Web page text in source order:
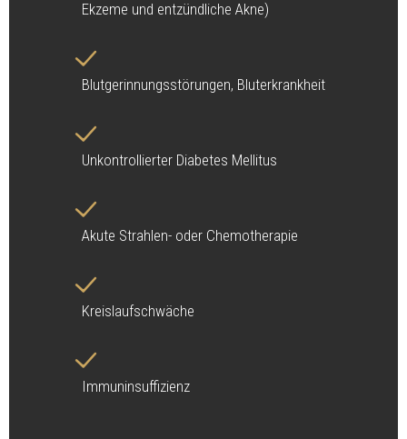
Ekzeme und entzündliche Akne)
Blutgerinnungsstörungen, Bluterkrankheit
Unkontrollierter Diabetes Mellitus
Akute Strahlen- oder Chemotherapie
Kreislaufschwäche
Immuninsuffizienz